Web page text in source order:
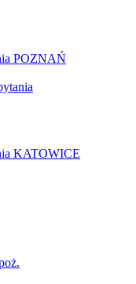
POZNAŃ
KATOWICE